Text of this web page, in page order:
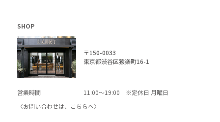
SHOP
〒150-0033
東京都渋谷区猿楽町16-1
営業時間
11:00～19:00 ※定休日 月曜日
〈お問い合わせは、
こちらへ〉